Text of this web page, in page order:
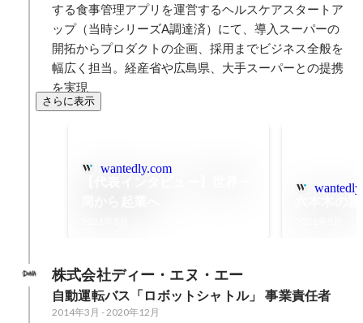
する食事管理アプリを運営するヘルスケアスタートア
ップ（当時シリーズA調達済）にて、導入スーパーの
開拓からプロダクトの企画、採用までビジネス全般を
幅広く担当。経産省や広島県、大手スーパーとの提携
を実現
さらに表示
wantedly.com
株式会社ディー・エヌ・エー
自動運転バス「ロボットシャトル」 事業責任者
2014年3月 - 2020年12月